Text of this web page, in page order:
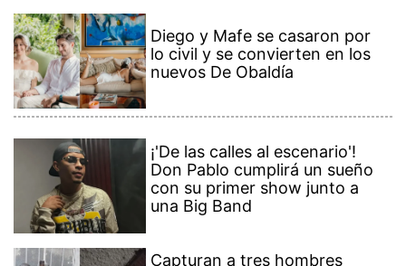
Diego y Mafe se casaron por
lo civil y se convierten en los
nuevos De Obaldía
¡'De las calles al escenario'!
Don Pablo cumplirá un sueño
con su primer show junto a
una Big Band
Capturan a tres hombres